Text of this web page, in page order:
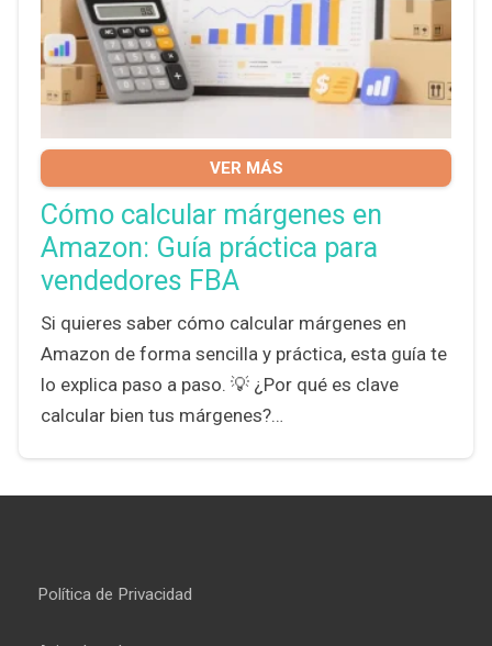
VER MÁS
Cómo calcular márgenes en
Amazon: Guía práctica para
vendedores FBA
Si quieres saber cómo calcular márgenes en
Amazon de forma sencilla y práctica, esta guía te
lo explica paso a paso. 💡 ¿Por qué es clave
calcular bien tus márgenes?…
Política de Privacidad